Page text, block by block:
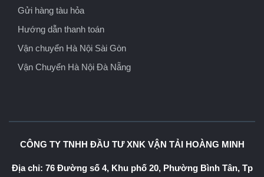
Gửi hàng tàu hỏa
Hướng dẫn thanh toán
Vận chuyển Hà Nội Sài Gòn
Vận Chuyển Hà Nội Đà Nẵng
CÔNG TY TNHH ĐẦU TƯ XNK VẬN TẢI HOÀNG MINH
Địa chỉ: 76 Đường số 4, Khu phố 20, Phường Bình Tân, Tp